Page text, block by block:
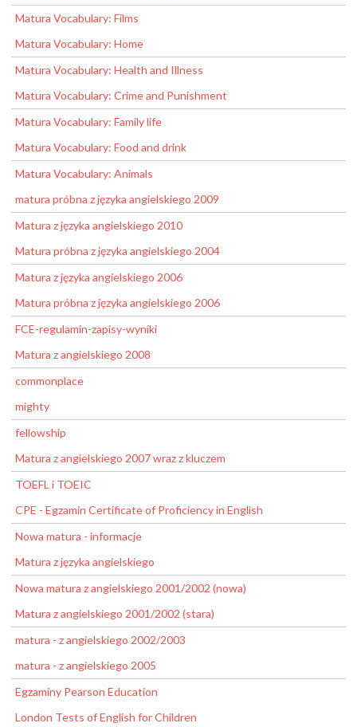
Matura Vocabulary: Films
Matura Vocabulary: Home
Matura Vocabulary: Health and Illness
Matura Vocabulary: Crime and Punishment
Matura Vocabulary: Family life
Matura Vocabulary: Food and drink
Matura Vocabulary: Animals
matura próbna z języka angielskiego 2009
Matura z języka angielskiego 2010
Matura próbna z języka angielskiego 2004
Matura z języka angielskiego 2006
Matura próbna z języka angielskiego 2006
FCE-regulamin-zapisy-wyniki
Matura z angielskiego 2008
commonplace
mighty
fellowship
Matura z angielskiego 2007 wraz z kluczem
TOEFL i TOEIC
CPE - Egzamin Certificate of Proficiency in English
Nowa matura - informacje
Matura z języka angielskiego
Nowa matura z angielskiego 2001/2002 (nowa)
Matura z angielskiego 2001/2002 (stara)
matura - z angielskiego 2002/2003
matura - z angielskiego 2005
Egzaminy Pearson Education
London Tests of English for Children